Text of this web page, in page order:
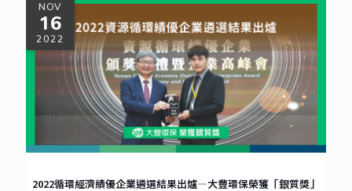
NOV
16
2022
2022循環經濟績優企業遴選結果出爐—大豐環保榮獲「銀質獎」